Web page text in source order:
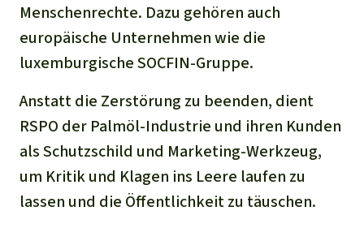
Menschenrechte. Dazu gehören auch
europäische Unternehmen wie die
luxemburgische SOCFIN-Gruppe.
Anstatt die Zerstörung zu beenden, dient
RSPO der Palmöl-Industrie und ihren Kunden
als Schutzschild und Marketing-Werkzeug,
um Kritik und Klagen ins Leere laufen zu
lassen und die Öffentlichkeit zu täuschen.